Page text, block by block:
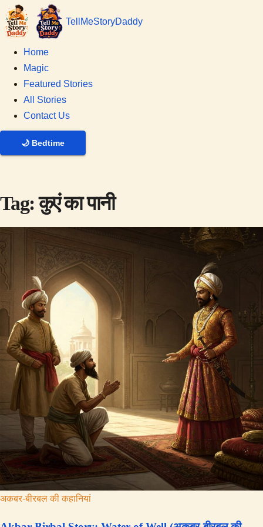
Tell MeStoryDaddy
Home
Magic
Featured Stories
All Stories
Contact Us
🌙 Bedtime
Tag:कुएं का पानी
अकबर-बीरबल की कहानियां